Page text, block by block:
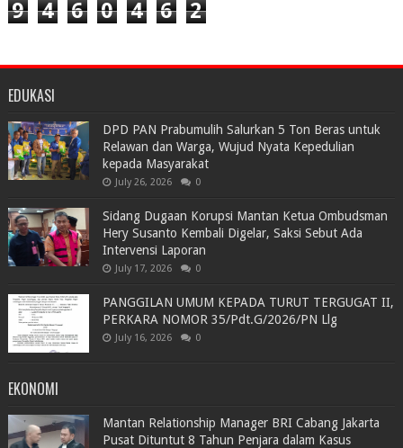
9 4 6 0 4 6 2
EDUKASI
DPD PAN Prabumulih Salurkan 5 Ton Beras untuk
Relawan dan Warga, Wujud Nyata Kepedulian
kepada Masyarakat
July 26, 2026 0
Sidang Dugaan Korupsi Mantan Ketua Ombudsman
Hery Susanto Kembali Digelar, Saksi Sebut Ada
Intervensi Laporan
July 17, 2026 0
PANGGILAN UMUM KEPADA TURUT TERGUGAT II,
PERKARA NOMOR 35/Pdt.G/2026/PN Llg
July 16, 2026 0
EKONOMI
Mantan Relationship Manager BRI Cabang Jakarta
Pusat Dituntut 8 Tahun Penjara dalam Kasus